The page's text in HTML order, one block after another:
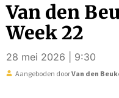
Van den
Week 22
28 mei 2026 | 9:30
Aangeboden doorVan den